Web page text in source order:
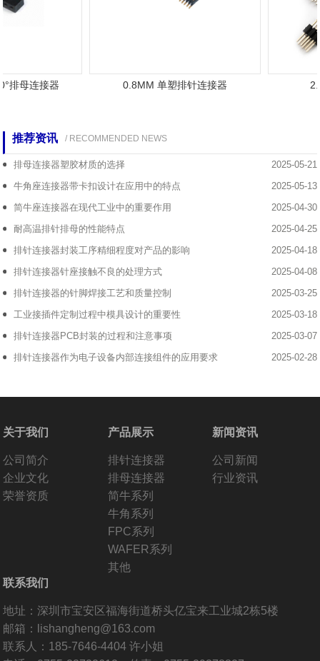
排母连接器 0.8MM 单塑排针连接器
推荐资讯 / RECOMMENDED NEWS
2025-05-21
排母连接器塑胶材质的选择
2025-05-13
牛角座连接器带卡扣设计在应用中的特点
2025-04-30
简牛座连接器在现代工业中的重要作用
2025-04-25
耐高温排针排母的性能特点
2025-04-18
排针连接器封装工序精细程度对产品的影响
2025-04-08
排针连接器针座接触不良的处理方式
2025-03-25
排针连接器的针脚焊接工艺和质量控制
2025-03-18
工业接插件定制过程中模具设计的重要性
2025-03-07
排针连接器PCB封装的过程和注意事项
2025-02-28
排针连接器作为电子设备内部连接组件的应用要求
关于我们
公司简介
企业文化
荣誉资质
产品展示
排针连接器
排母连接器
简牛系列
牛角系列
FPC系列
WAFER系列
其他
新闻资讯
公司新闻
行业资讯
联系我们
地址：深圳市宝安区福海街道桥头亿宝来工业城2栋5楼
邮箱：lishangheng@163.com
联系人：185-7646-4404 许小姐